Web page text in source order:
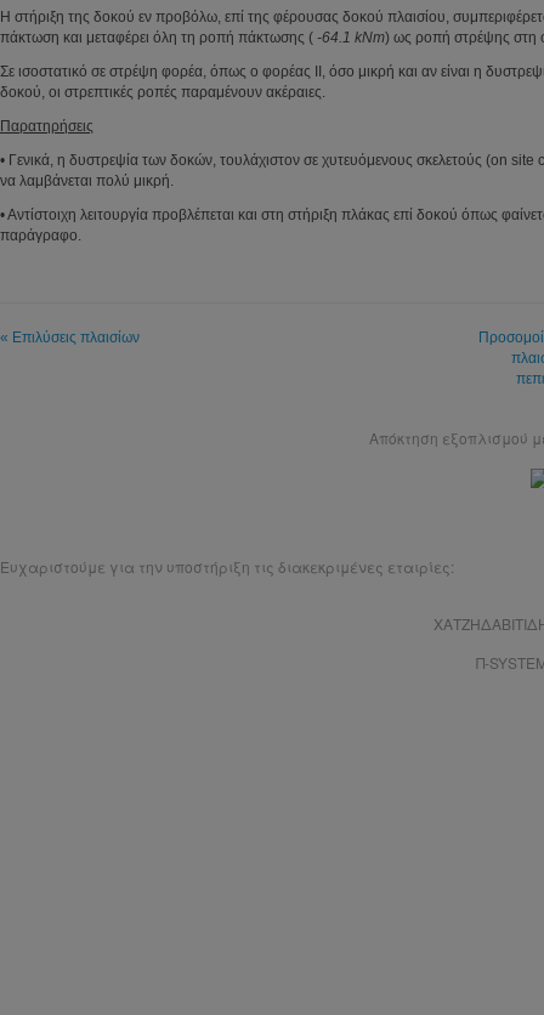
Η στήριξη της δοκού εν προβόλω, επί της φέρουσας δοκού πλαισίου,
πάκτωση και μεταφέρει όλη τη ροπή πάκτωσης ( -64.1 kNm) ως ροπή στρέψης στη
Σε ισοστατικό σε στρέψη φορέα, όπως ο φορέας II, όσο μικρή και αν είναι η
δοκού, οι στρεπτικές ροπές παραμένουν ακέραιες.
Παρατηρήσεις
• Γενικά, η δυστρεψία των δοκών, τουλάχιστον σε χυτευόμενους σκελετούς (on site
να λαμβάνεται πολύ μικρή.
• Αντίστοιχη λειτουργία προβλέπεται και στη στήριξη πλάκας επί δοκού όπως
παράγραφο.
« Επιλύσεις πλαισίων
Απόκτηση εξοπλισμού
Ευχαριστούμε για την υποστήριξη τις διακεκριμένες εταιρίες:
Π-